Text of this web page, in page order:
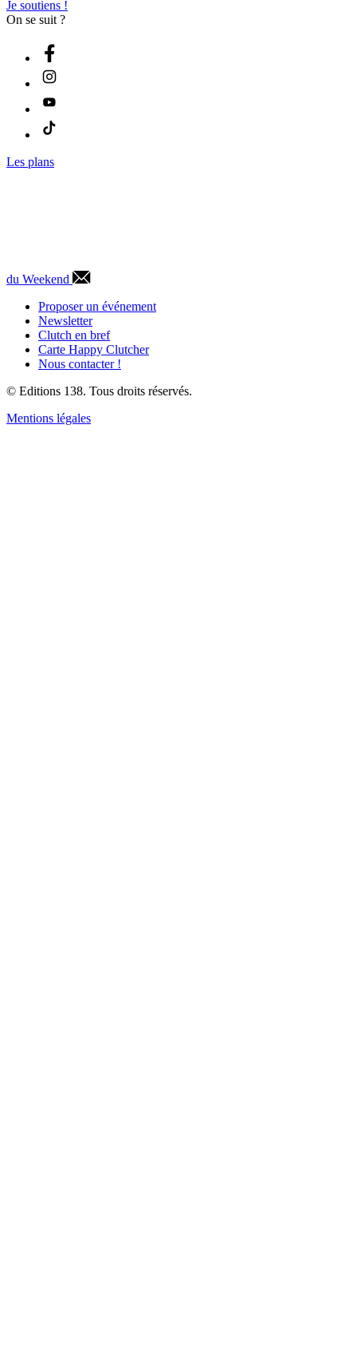
Je soutiens !
On se suit ?
Les plans
du Weekend
Proposer un événement
Newsletter
Clutch en bref
Carte Happy Clutcher
Nous contacter !
© Editions 138. Tous droits réservés.
Mentions légales